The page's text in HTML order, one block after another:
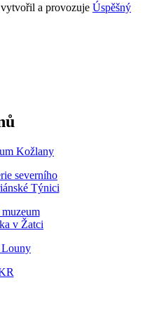
a provozuje Úspěšný
Kožlany
severního
Týnici
v Žatci